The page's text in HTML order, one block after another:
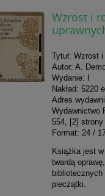
Wzrost i
Tytuł: Wzrost
Autor: A.
Wydanie: I
Nakład: 5220
Adres
Wydawnictwo
554, [2] strony
Format: 24 /
Książka jest
twardą
pieczątki.